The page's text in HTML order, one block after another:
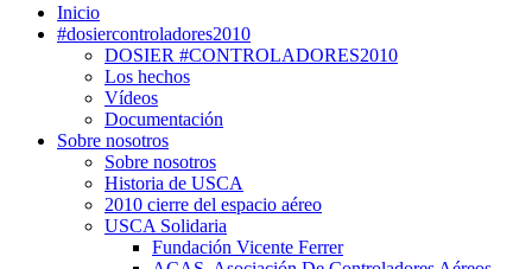
Inicio
#dosiercontroladores2010
DOSIER #CONTROLADORES2010
Los hechos
Vídeos
Documentación
Sobre nosotros
Sobre nosotros
Historia de USCA
2010 cierre del espacio aéreo
USCA Solidaria
Fundación Vicente Ferrer